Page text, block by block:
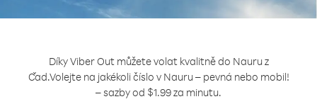
Díky Viber Out můžete volat kvalitně do Nauru z
Čad.Volejte na jakékoli číslo v Nauru – pevná nebo mobil!
– sazby od $1.99 za minutu.